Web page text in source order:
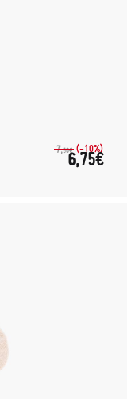
7,50€ (-10%)
6,75€